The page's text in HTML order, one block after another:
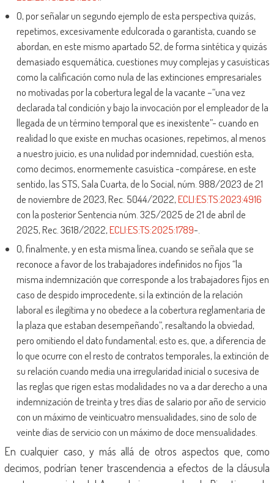
O, por señalar un segundo ejemplo de esta perspectiva quizás,
repetimos, excesivamente edulcorada o garantista, cuando se
abordan, en este mismo apartado 52, de forma sintética y quizás
demasiado esquemática, cuestiones muy complejas y casuísticas
como la calificación como nula de las extinciones empresariales
no motivadas por la cobertura legal de la vacante –“una vez
declarada tal condición y bajo la invocación por el empleador de la
llegada de un término temporal que es inexistente”- cuando en
realidad lo que existe en muchas ocasiones, repetimos, al menos
a nuestro juicio, es una nulidad por indemnidad, cuestión esta,
como decimos, enormemente casuística -compárese, en este
sentido, las STS, Sala Cuarta, de lo Social, núm. 988/2023 de 21
de noviembre de 2023, Rec. 5044/2022,ECLI:ES:TS:2023:4916
con la posterior Sentencia núm. 325/2025 de 21 de abril de
2025, Rec. 3618/2022,ECLI:ES:TS:2025:1789-.
O, finalmente, y en esta misma línea, cuando se señala que se
reconoce a favor de los trabajadores indefinidos no fijos “la
misma indemnización que corresponde a los trabajadores fijos en
caso de despido improcedente, si la extinción de la relación
laboral es ilegítima y no obedece a la cobertura reglamentaria de
la plaza que estaban desempeñando”, resaltando la obviedad,
pero omitiendo el dato fundamental; esto es, que, a diferencia de
lo que ocurre con el resto de contratos temporales, la extinción de
su relación cuando media una irregularidad inicial o sucesiva de
las reglas que rigen estas modalidades no va a dar derecho a una
indemnización de treinta y tres días de salario por año de servicio
con un máximo de veinticuatro mensualidades, sino de solo de
veinte días de servicio con un máximo de doce mensualidades.
En cualquier caso, y más allá de otros aspectos que, como
decimos, podrían tener trascendencia a efectos de la cláusula